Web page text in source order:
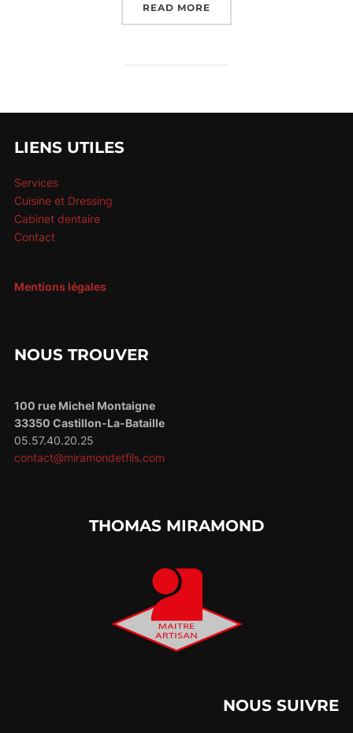
READ MORE
LIENS UTILES
Services
Cuisine et Dressing
Cabinet dentaire
Contact
Mentions légales
NOUS TROUVER
100 rue Michel Montaigne
33350 Castillon-La-Bataille
05.57.40.20.25
contact@miramondetfils.com
THOMAS MIRAMOND
NOUS SUIVRE